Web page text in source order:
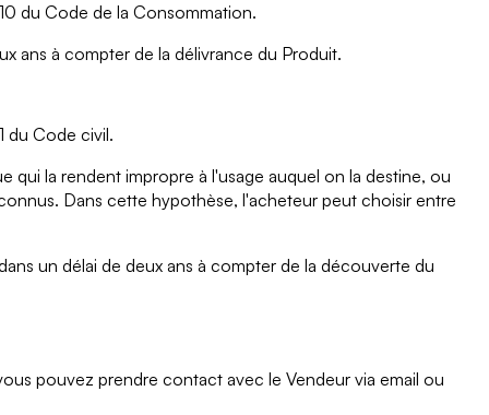
du Code de la Consommation.
ans à compter de la délivrance du Produit.
du Code civil.
qui la rendent impropre à l'usage auquel on la destine, ou
Dans cette hypothèse, l'acheteur peut choisir entre
un délai de deux ans à compter de la découverte du
pouvez prendre contact avec le Vendeur via email ou